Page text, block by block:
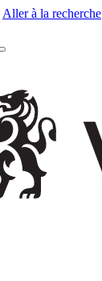
Aller à la recherche